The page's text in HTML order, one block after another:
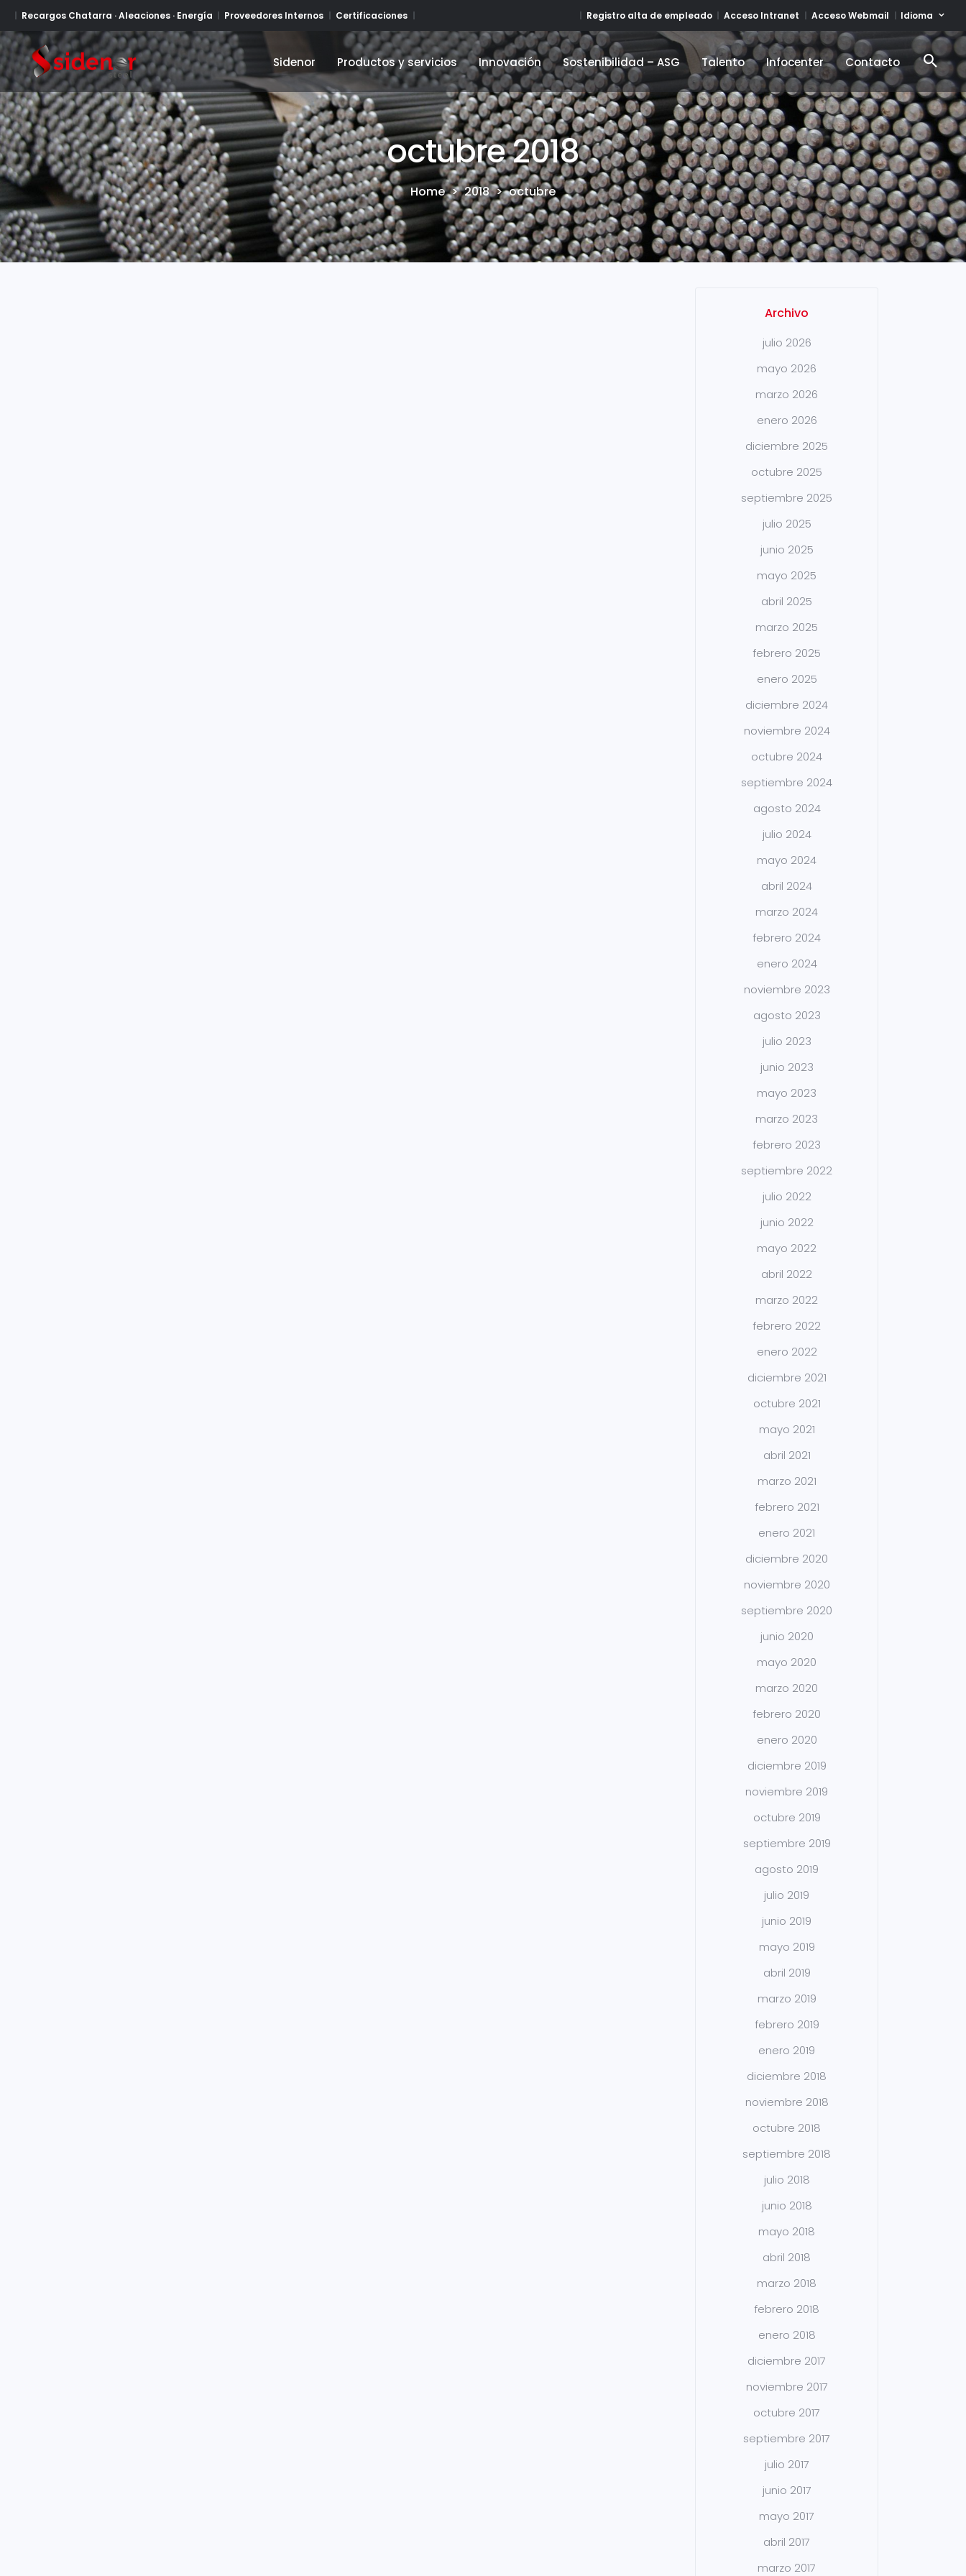
Recargos Chatarra · Aleaciones · Energía Proveedores Internos Certificaciones Registro alta de empleado Acceso Intranet Acceso Webmail Idioma
Sidenor
Sidenor
Productos y servicios
Productos y servicios
Innovación
Innovación
Sostenibilidad – ASG
Sostenibilidad – ASG
Talento
Talento
Infocenter
Infocenter
Contacto
Contacto
octubre 2018
Home > 2018 > octubre
Archivo
julio 2026
mayo 2026
marzo 2026
enero 2026
diciembre 2025
octubre 2025
septiembre 2025
julio 2025
junio 2025
mayo 2025
abril 2025
marzo 2025
febrero 2025
enero 2025
diciembre 2024
noviembre 2024
octubre 2024
septiembre 2024
agosto 2024
julio 2024
mayo 2024
abril 2024
marzo 2024
febrero 2024
enero 2024
noviembre 2023
agosto 2023
julio 2023
junio 2023
mayo 2023
marzo 2023
febrero 2023
septiembre 2022
julio 2022
junio 2022
mayo 2022
abril 2022
marzo 2022
febrero 2022
enero 2022
diciembre 2021
octubre 2021
mayo 2021
abril 2021
marzo 2021
febrero 2021
enero 2021
diciembre 2020
noviembre 2020
septiembre 2020
junio 2020
mayo 2020
marzo 2020
febrero 2020
enero 2020
diciembre 2019
noviembre 2019
octubre 2019
septiembre 2019
agosto 2019
julio 2019
junio 2019
mayo 2019
abril 2019
marzo 2019
febrero 2019
enero 2019
diciembre 2018
noviembre 2018
octubre 2018
septiembre 2018
julio 2018
junio 2018
mayo 2018
abril 2018
marzo 2018
febrero 2018
enero 2018
diciembre 2017
noviembre 2017
octubre 2017
septiembre 2017
julio 2017
junio 2017
mayo 2017
abril 2017
marzo 2017